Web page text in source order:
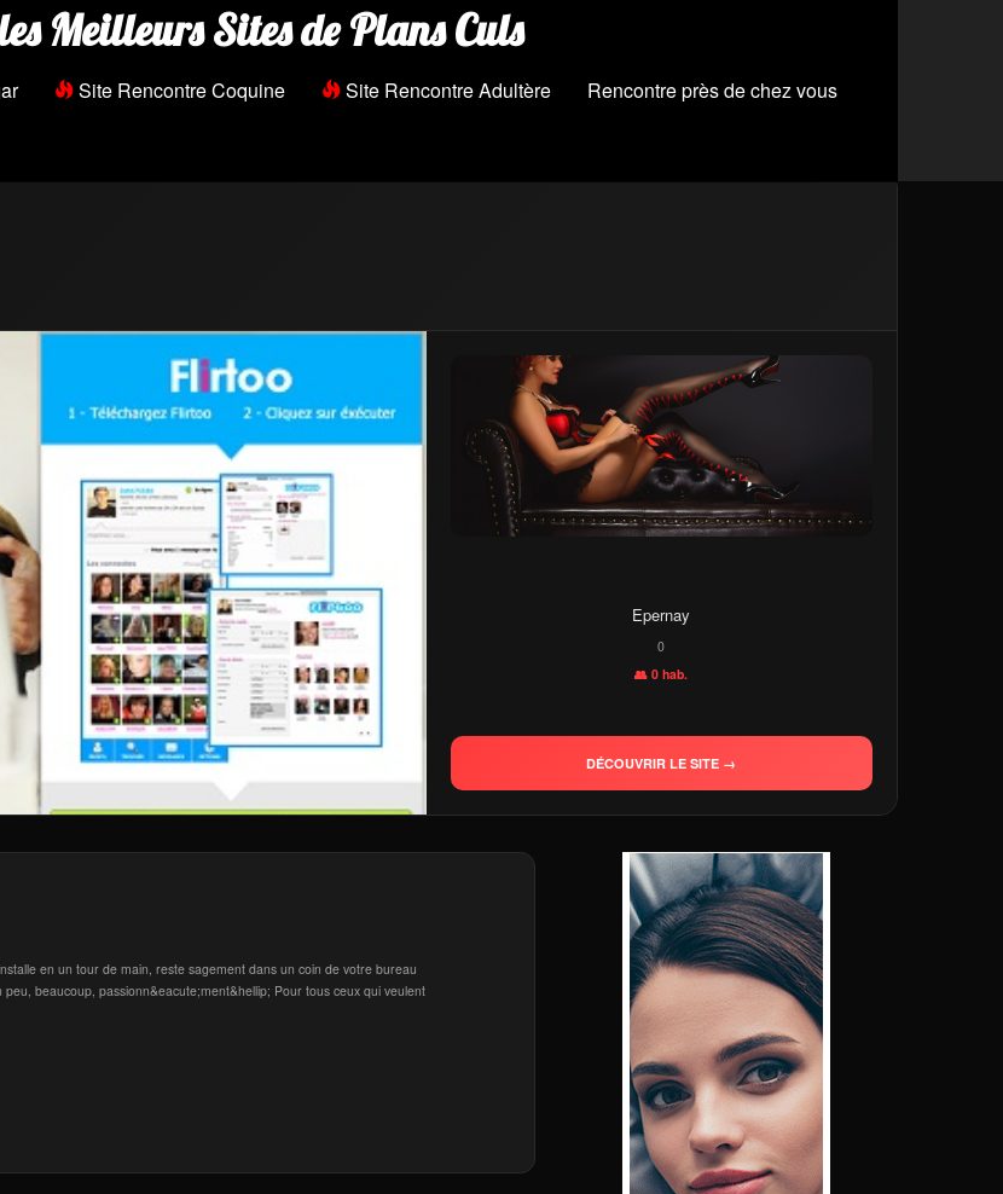
Meilleurs Sites de Plans Culs
Site Rencontre Coquine Site Rencontre Adultère Rencontre près de chez vous
Epernay
0
👥 0 hab.
DÉCOUVRIR LE SITE →
en un tour de main, reste sagement dans un coin de votre bureau
beaucoup, passionn&eacute;ment&hellip; Pour tous ceux qui veulent